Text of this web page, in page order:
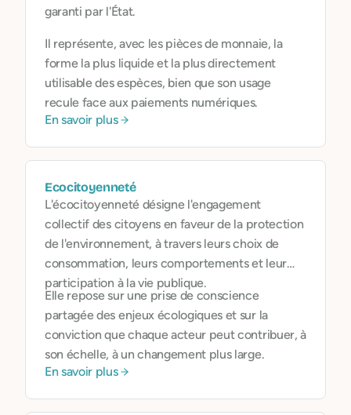
garanti par l'État.
Il représente, avec les pièces de monnaie, la
forme la plus liquide et la plus directement
utilisable des espèces, bien que son usage
recule face aux paiements numériques.
En savoir plus
Ecocitoyenneté
L'écocitoyenneté désigne l'engagement
collectif des citoyens en faveur de la protection
de l'environnement, à travers leurs choix de
consommation, leurs comportements et leur
participation à la vie publique.
Elle repose sur une prise de conscience
partagée des enjeux écologiques et sur la
conviction que chaque acteur peut contribuer, à
son échelle, à un changement plus large.
En savoir plus